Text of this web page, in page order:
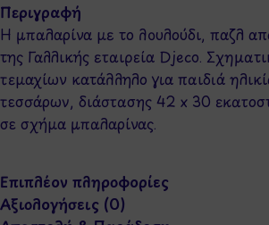
Περιγραφή
Η μπαλαρίνα με το λουλούδι, παζλ
της Γαλλικής εταιρεία Djeco.
τεμαχίων κατάλληλο για παιδιά
τεσσάρων, διάστασης 42 x 30
σε σχήμα μπαλαρίνας.
Επιπλέον πληροφορίες
Αξιολογήσεις (0)